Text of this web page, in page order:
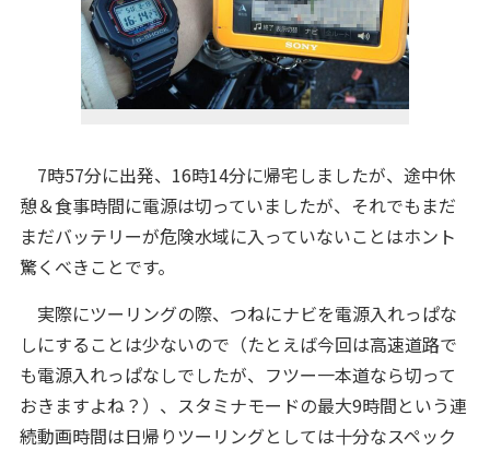
7時57分に出発、16時14分に帰宅しましたが、途中休
憩＆食事時間に電源は切っていましたが、それでもまだ
まだバッテリーが危険水域に入っていないことはホント
驚くべきことです。
実際にツーリングの際、つねにナビを電源入れっぱな
しにすることは少ないので（たとえば今回は高速道路で
も電源入れっぱなしでしたが、フツー一本道なら切って
おきますよね？）、スタミナモードの最大9時間という連
続動画時間は日帰りツーリングとしては十分なスペック